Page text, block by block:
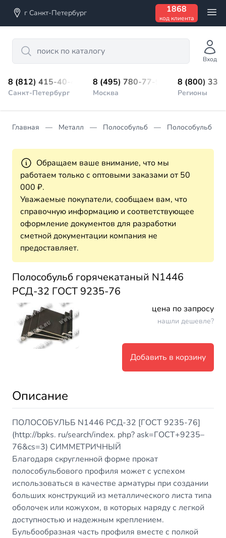
г Санкт-Петербург 1868
код клиента
Search
Вход
8 (812) 415-40-45
Санкт-Петербург
8 (495) 780-77-98
Москва
8 (800)
Регионы
Главная Металл Полособульб Полособульб
Обращаем ваше внимание, что мы
работаем только с оптовыми заказами от 50
000 ₽.
Уважаемые покупатели, сообщаем вам, что
справочную информацию и соответствующее
оформление документов для разработки
сметной документации компания не
предоставляет.
Полособульб горячекатаный N1446
РСД-32 ГОСТ 9235-76
цена по запросу
нашли дешевле?
Добавить в корзину
Описание
ПОЛОСОБУЛЬБ N1446 РСД-32 [ГОСТ 9235-76]
(http://bpks. ru/search/index. php? ask=ГОСТ+9235–
76&cs=3) СИММЕТРИЧНЫЙ
Благодаря скругленной форме прокат
полособульбового профиля может с успехом
использоваться в качестве арматуры при создании
больших конструкций из металлического листа типа
оболочек или кожухом, в которых наряду с легкой
доступностью и надежным креплением.
Бульбообразная часть профиля вместе с полкой